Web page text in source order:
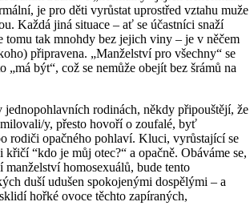
je pro děti vyrůstat uprostřed vztahu muže
Každá jiná situace – ať se účastníci snaží
tomu tak mnohdy bez jejich viny – je v něčem
připravena. „Manželství pro všechny“ se
„má být“, což se nemůže obejít bez šrámů na
rodinách, někdy připouštějí, že
y, přesto hovoří o zoufalé, byť
rodiči opačného pohlaví. Kluci, vyrůstající se
křičí “kdo je můj otec?“ a opačně. Obáváme se,
manželství homosexuálů, bude tento
duší udušen spokojenými dospělými – a
hořké ovoce těchto zapíraných,